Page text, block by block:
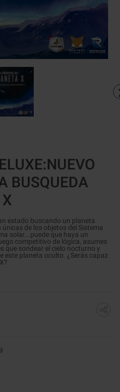
BUSQUEDA
estado buscando un planeta
de los objetos del Sistema
solar… puede que haya un
competitivo de lógica, asumes
que sondear el cielo nocturno y
este planeta oculto. ¿Serás capaz